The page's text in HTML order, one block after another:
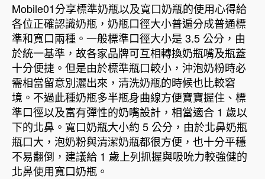
Mobile01分享標準奶瓶以及寬口奶瓶的使用心得給
各位正確認識奶瓶，奶瓶口徑大小普遍分成普通標
準和寬口兩種。一般標準口徑大小是 3.5 公分，由
於統一基準，故各家品牌可互相轉換奶瓶嘴及瓶蓋
十分便捷。但是由於標準瓶口較小，沖泡奶粉時必
需相當留意別灑出來，清洗奶瓶的時候也比較窘
境。不過此種奶瓶多半瓶身曲線方便寶寶握住、標
準口徑以及富有彈性的奶嘴設計，相當適合 1 歲以
下的北鼻。寬口奶瓶大小約 5 公分，由於北鼻奶瓶
瓶口大，泡奶粉與清潔奶瓶都很方便，也十分平穩
不易翻倒，建議給 1 歲上列抓握與吸吮力較強健的
北鼻使用寬口奶瓶。